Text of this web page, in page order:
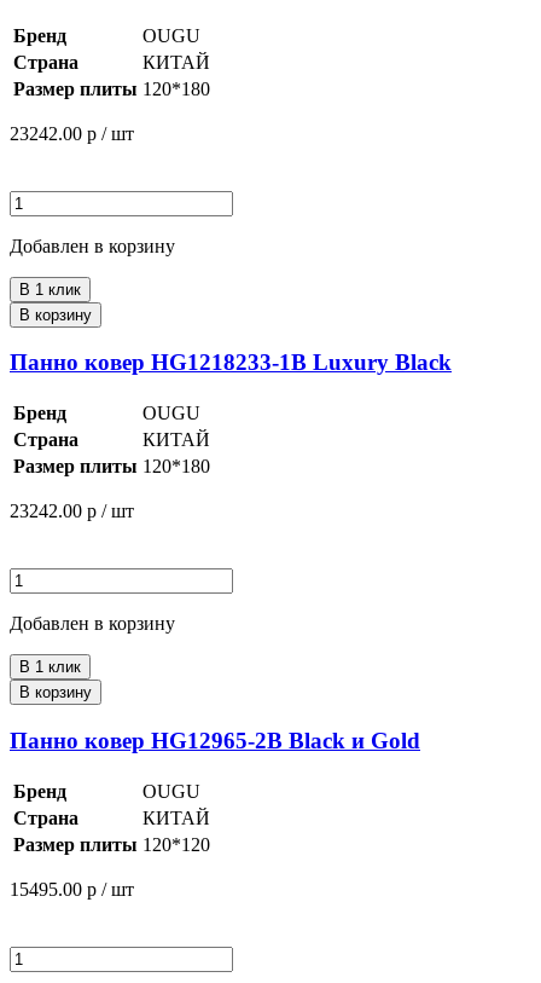
Бренд
OUGU
Страна
КИТАЙ
Размер плиты 120*180
23242.00 р / шт
Добавлен в корзину
В 1 клик
В корзину
Панно ковер HG1218233-1B Luxury Black
Бренд
OUGU
Страна
КИТАЙ
Размер плиты 120*180
23242.00 р / шт
Добавлен в корзину
В 1 клик
В корзину
Панно ковер HG12965-2B Black и Gold
Бренд
OUGU
Страна
КИТАЙ
Размер плиты 120*120
15495.00 р / шт